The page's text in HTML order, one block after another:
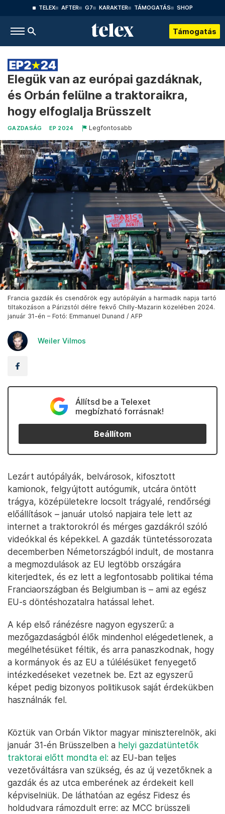
TELEX AFTER G7 KARAKTER TÁMOGATÁS SHOP
Támogatás
Elegük van az európai gazdáknak,
és Orbán felülne a traktoraikra,
hogy elfoglalja Brüsszelt
GAZDASÁG EP 2024 Legfontosabb
Francia gazdák és csendőrök egy autópályán a harmadik napja tartó
tiltakozáson a Párizstól délre fekvő Chilly-Mazarin közelében 2024.
január 31-én – Fotó: Emmanuel Dunand / AFP
Weiler Vilmos
Állítsd be a Telexet
megbízható forrásnak!
Beállítom
Lezárt autópályák, belvárosok, kifosztott
kamionok, felgyújtott autógumik, utcára öntött
trágya, középületekre locsolt trágyalé, rendőrségi
előállítások – január utolsó napjaira tele lett az
internet a traktorokról és mérges gazdákról szóló
videókkal és képekkel. A gazdák tüntetéssorozata
decemberben Németországból indult, de mostanra
a megmozdulások az EU legtöbb országára
kiterjedtek, és ez lett a legfontosabb politikai téma
Franciaországban és Belgiumban is – ami az egész
EU-s döntéshozatalra hatással lehet.
A kép első ránézésre nagyon egyszerű: a
mezőgazdaságból élők mindenhol elégedetlenek, a
megélhetésüket féltik, és arra panaszkodnak, hogy
a kormányok és az EU a túlélésüket fenyegető
intézkedéseket vezetnek be. Ezt az egyszerű
képet pedig bizonyos politikusok saját érdekükben
használnák fel.
Köztük van Orbán Viktor magyar miniszterelnök, aki
január 31-én Brüsszelben a helyi gazdatüntetők
traktorai előtt mondta el: az EU-ban teljes
vezetőváltásra van szükség, és az új vezetőknek a
gazdák és az utca emberének az érdekeit kell
képviselniük. De láthatóan az egész Fidesz és
holdudvara rámozdult erre: az MCC brüsszeli